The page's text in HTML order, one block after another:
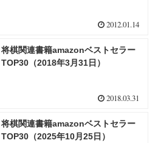
2012.01.14
将棋関連書籍amazonベストセラー
TOP30（2018年3月31日）
2018.03.31
将棋関連書籍amazonベストセラー
TOP30（2025年10月25日）